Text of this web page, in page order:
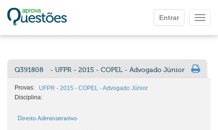
Entrar
Q391808 - UFPR - 2015 - COPEL - Advogado Júnior
Provas:
UFPR - 2015 - COPEL - Advogado Júnior
Disciplina:
Direito Administrativo